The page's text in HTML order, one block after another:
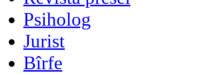
Psiholog
Jurist
Bîrfe